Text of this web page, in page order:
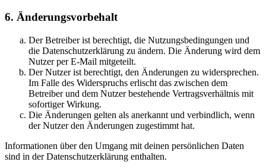
6. Änderungsvorbehalt
Der Betreiber ist berechtigt, die Nutzungsbedingungen und
die Datenschutzerklärung zu ändern. Die Änderung wird dem
Nutzer per E-Mail mitgeteilt.
Der Nutzer ist berechtigt, den Änderungen zu widersprechen.
Im Falle des Widerspruchs erlischt das zwischen dem
Betreiber und dem Nutzer bestehende Vertragsverhältnis mit
sofortiger Wirkung.
Die Änderungen gelten als anerkannt und verbindlich, wenn
der Nutzer den Änderungen zugestimmt hat.
Informationen über den Umgang mit deinen persönlichen Daten
sind in der Datenschutzerklärung enthalten.